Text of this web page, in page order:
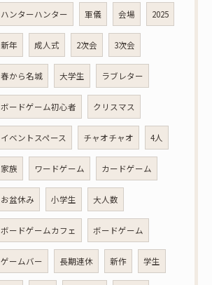
ハンターハンター 軍儀 会場 2025
新年 成人式 2次会 3次会
春から名城 大学生 ラブレター
ボードゲーム初心者 クリスマス
イベントスペース チャオチャオ 4人
家族 ワードゲーム カードゲーム
お盆休み 小学生 大人数
ボードゲームカフェ ボードゲーム
ゲームバー 長期連休 新作 学生